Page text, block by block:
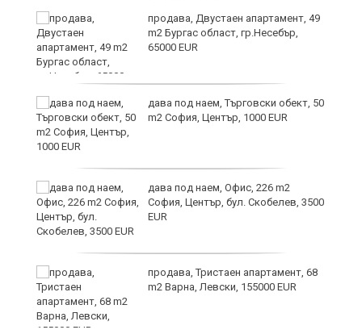
продава, Двустаен апартамент, 49
m2 Бургас област, гр.Несебър,
65000 EUR
дава под наем, Търговски обект, 50
m2 София, Център, 1000 EUR
дава под наем, Офис, 226 m2
София, Център, бул. Скобелев, 3500
EUR
продава, Тристаен апартамент, 68
m2 Варна, Левски, 155000 EUR